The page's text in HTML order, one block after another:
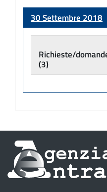
30 Settembre 2018
Richieste/
(3)
Informazioni
sul